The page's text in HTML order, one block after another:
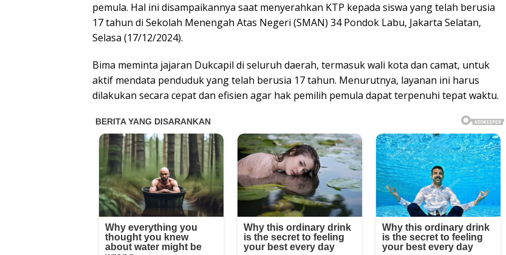
pemula. Hal ini disampaikannya saat menyerahkan KTP kepada siswa yang telah berusia
17 tahun di Sekolah Menengah Atas Negeri (SMAN) 34 Pondok Labu, Jakarta Selatan,
Selasa (17/12/2024).
Bima meminta jajaran Dukcapil di seluruh daerah, termasuk wali kota dan camat, untuk
aktif mendata penduduk yang telah berusia 17 tahun. Menurutnya, layanan ini harus
dilakukan secara cepat dan efisien agar hak pemilih pemula dapat terpenuhi tepat waktu.